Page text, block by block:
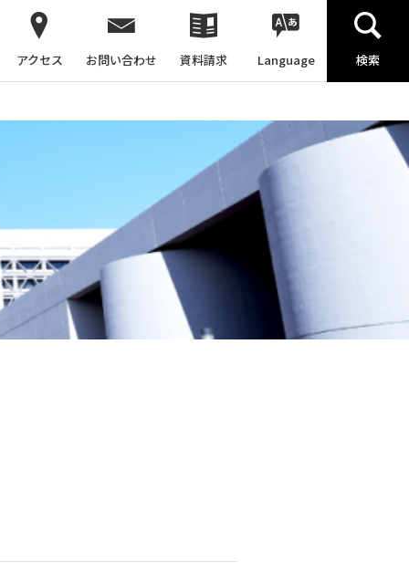
アクセス お問い合わせ 資料請求 Language 検索